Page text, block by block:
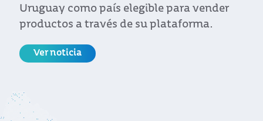
Uruguay como país elegible para vender
productos a través de su plataforma.
Ver noticia